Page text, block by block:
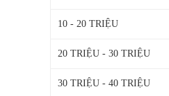
10 - 20 TRIỆU
20 TRIỆU - 30 TRIỆU
30 TRIỆU - 40 TRIỆU